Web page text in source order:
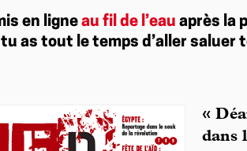
en ligne au fil de l’eau après la
tu as tout le temps d’aller saluer
«
dans